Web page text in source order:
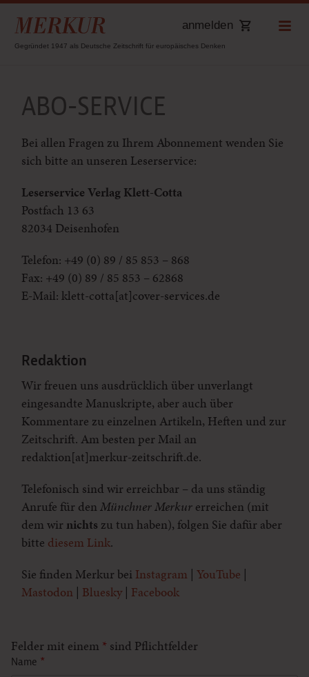
Gegründet 1947 als Deutsche Zeitschrift für europäisches Denken
anmelden
ABO-SERVICE
Bei allen Fragen zu Ihrem Abonnement wenden Sie
sich bitte an unseren Leserservice:
Leserservice Verlag Klett-Cotta
Postfach 13 63
82034 Deisenhofen
Telefon: +49 (0) 89 / 85 853 – 868
Fax: +49 (0) 89 / 85 853 – 62868
E-Mail: klett-cotta[at]cover-services.de
Redaktion
Wir freuen uns ausdrücklich über unverlangt
eingesandte Manuskripte, aber auch über
Kommentare zu einzelnen Artikeln, Heften und zur
Zeitschrift. Am besten per Mail an
redaktion[at]merkur-zeitschrift.de.
Telefonisch sind wir erreichbar – da uns ständig
Anrufe für den Münchner Merkur erreichen (mit
dem wir nichts zu tun haben), folgen Sie dafür aber
bitte diesem Link.
Sie finden Merkur bei Instagram | YouTube |
Mastodon | Bluesky| Facebook
Felder mit einem * sind Pflichtfelder
Name *